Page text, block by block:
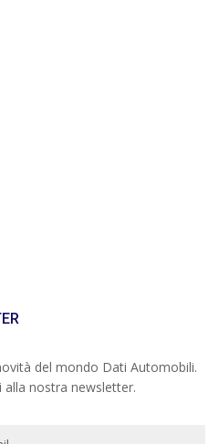
del mondo Dati Automobili.
alla nostra newsletter.